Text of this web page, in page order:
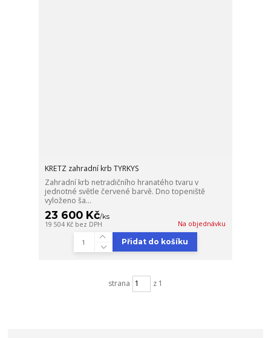
KRETZ zahradní krb TYRKYS
Zahradní krb netradičního hranatého tvaru v
jednotné světle červené barvě. Dno topeniště
vyloženo ša...
23 600 Kč/ks
19 504 Kč bez DPH Na objednávku
Přidat do košíku
strana z 1